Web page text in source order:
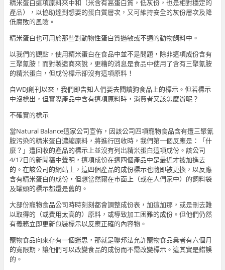
精米蛋白這項原料來中和（米含有高蛋白質，低灰份，也是相對穩定的
產品），以協助達到想要的蛋白質層次，又可維持安全的灰份層次及降
低腐敗的風險。
精米蛋白也可用於那些對動物性蛋白質過敏或不適的動物飼料中。
以我們的觀點，使用精米蛋白在食品中並不是問題，除非這項成份含有
三聚氰胺！而對製造商來說，更糟的消息是食品中使用了含有三聚氰胺
的精米蛋白，但成份標示卻沒有這項原料！
自WDJ創刊以來，我們即告知人們要去閱讀狗食品上的標示。但若標示
中沒標出，但實際產品中含有這項原料時，消費者又該怎麼辦呢？
不確實的標示
當Natural Balance這家公司宣佈，因該公司四項寵物食品含有遭三聚氰
胺污染的精米蛋白濃縮原料，將進行回收時，我們第一個反應是：「什
麼？」遭回收的產品的標示上並沒有列出精米蛋白這項成份。該公司
4/17日的新聞稿中聲明，這項成份在這四個產品中是最近才被加進去
的。在該公司的網站上，這四個產品的成份標示也隨即被更換，以反應
含有精米蛋白的成份，但想當然爾在市面上（或在人們家中）的飼料袋
及罐頭的標示都還是舊的。
大部份寵物食品公司時時刻刻都會調整成份表，加這加那，或是刪去難
以取得的（或費用太高的）原料，或導致加工困難的成份。但他們仍然
有義務立即更新包裝標示以反應正確的內容物。
寵物食品向來存有一個迷思，那就是聯邦法允許寵物食品業者有六個月
的寬限期，讓他們可以改變食品的成份而不需改變標示。這其實是錯誤
的。